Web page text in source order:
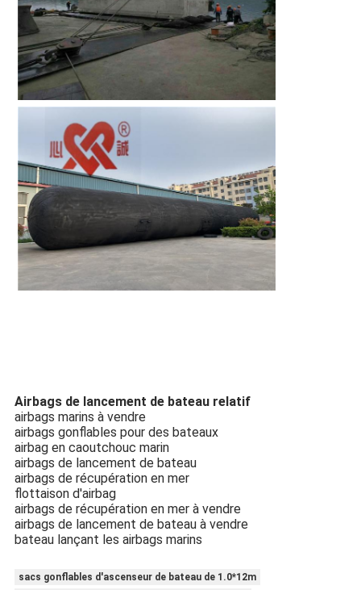
Airbags de lancement de bateau relatif
airbags marins à vendre
airbags gonflables pour des bateaux
airbag en caoutchouc marin
airbags de lancement de bateau
airbags de récupération en mer
flottaison d'airbag
airbags de récupération en mer à vendre
airbags de lancement de bateau à vendre
bateau lançant les airbags marins
sacs gonflables d'ascenseur de bateau de 1.0*12m